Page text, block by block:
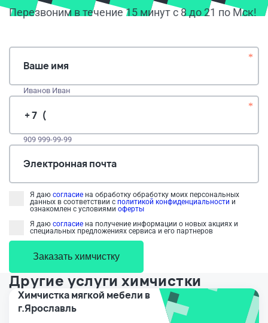
Перезвоним в течение 15 минут с 8 до 21 по Мск!
Ваше имя
*
Иванов Иван
*
909 999-99-99
Электронная почта
Я даю согласие на обработку обработку моих персональных
данных в соответствии с политикой конфиденциальности и
ознакомлен с условиями оферты
Я даю согласие на получение информации о новых акциях и
специальных предложениях сервиса и его партнеров
Заказать химчистку
Другие услуги химчистки
Химчистка мягкой мебели в
г.Ярославль